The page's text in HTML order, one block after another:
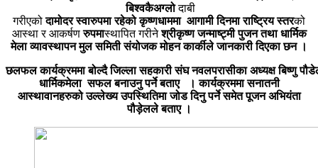
बिश्वकैअग्लोदाबी
गरीएकोदामोदर स्वारुपमा रहेको कृष्णधाममा आगामी दिनमा राष्ट्रिय स्तरको
आस्था र आकर्षणरुपमास्थापित गरीनेश्रीकृष्ण जन्माष्ट्मी पुजन तथा धार्मिक
मेला व्यावस्थापन मुल समिती संयोजक मोहन कार्कीले जानकारी दिएका छन ।
छलफल कार्यक्रममा बोल्दै जिल्ला सहकारी संघ नवलपरासीका अध्यक्ष बिष्णु
धार्मिकमेला सफल बनाउनु पर्ने बताए । कार्यक्रममा सनातनी
आस्थावानहरुको उल्लेख्य उपस्थितिमा जोड दिनु पर्ने समेत पूजन अभियंता
पौड़ेलले बताए
।